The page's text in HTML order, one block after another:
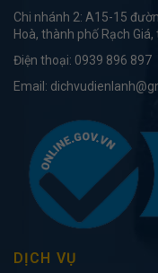
Chi nhánh 2: A15-15
Hoà, thành phố Rạch Giá,
Điện thoại: 0939 896 897
Email:
DỊCH VỤ